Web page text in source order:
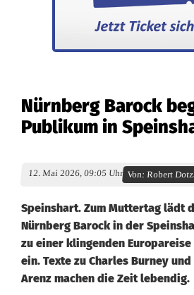
Nürnberg Barock
Publikum in
12. Mai 2026, 09:05 Uhr Von:Robert
Speinshart. Zum Muttertag lädt
Nürnberg Barock in der
zu einer klingenden
ein. Texte zu Charles Burney
Arenz machen die Zeit lebendig.